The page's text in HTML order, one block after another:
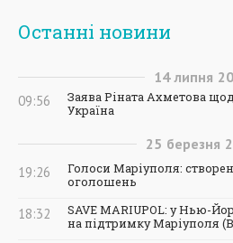
Останні новини
14 липня
09:56
Заява Ріната Ахметова
Україна
25 березня
19:26
Голоси Маріуполя:
оголошень
18:32
SAVE MARIUPOL: у Нью-
на підтримку Маріуполя